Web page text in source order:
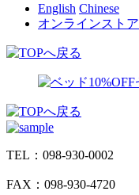
English Chinese
オンラインストア
TEL：098-930-0002
FAX：098-930-4720